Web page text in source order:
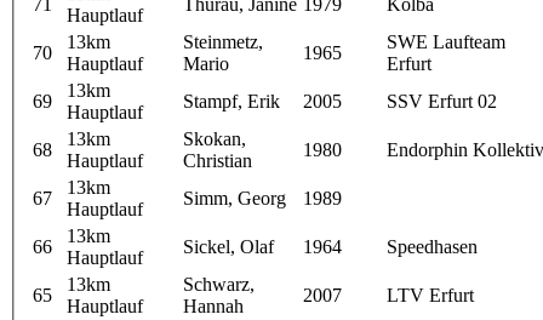
71
Hauptlauf
Thurau, Janine 1979 Kolba
70
13km
Hauptlauf
Steinmetz,
Mario
1965
SWE Laufteam
Erfurt
69
13km
Hauptlauf
Stampf, Erik 2005 SSV Erfurt 02
68
13km
Hauptlauf
Skokan,
Christian
1980 Endorphin Kollektiv
67
13km
Hauptlauf
Simm, Georg 1989
66
13km
Hauptlauf
Sickel, Olaf 1964 Speedhasen
65
13km
Hauptlauf
Schwarz,
Hannah
2007 LTV Erfurt